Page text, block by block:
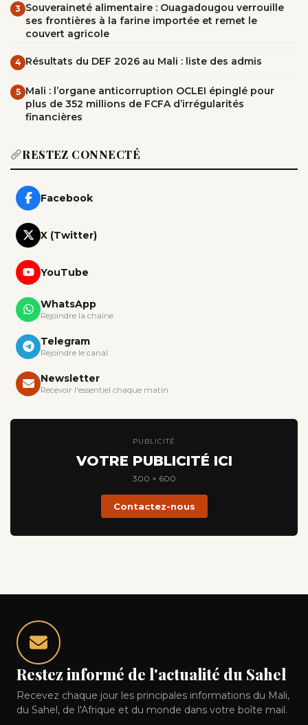
3 Souveraineté alimentaire : Ouagadougou verrouille
ses frontières à la farine importée et remet le
couvert agricole
4 Résultats du DEF 2026 au Mali : liste des admis
5 Mali : l’organe anticorruption OCLEI épinglé pour
plus de 352 millions de FCFA d’irrégularités
financières
RESTEZ CONNECTÉ
Facebook
X (Twitter)
YouTube
WhatsApp
Rejoindre la chaîne
Telegram
Rejoindre le canal
Newsletter
Recevoir l'essentiel chaque matin
PUBLICITÉ
VOTRE PUBLICITÉ ICI
300 × 600
Contactez-nous
Restez informé de l'actualité du Sahel
Recevez chaque jour les principales informations du Mali,
du Sahel, de l'Afrique et du monde dans votre boîte mail.